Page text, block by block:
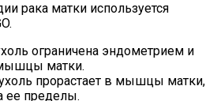
рака матки используется
ограничена эндометрием и
матки.
прорастает в мышцы матки,
ее пределы.